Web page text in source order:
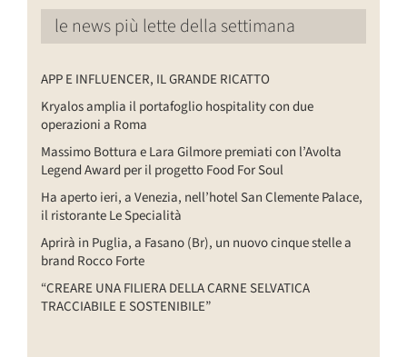
le news più lette della settimana
APP E INFLUENCER, IL GRANDE RICATTO
Kryalos amplia il portafoglio hospitality con due
operazioni a Roma
Massimo Bottura e Lara Gilmore premiati con l’Avolta
Legend Award per il progetto Food For Soul
Ha aperto ieri, a Venezia, nell’hotel San Clemente Palace,
il ristorante Le Specialità
Aprirà in Puglia, a Fasano (Br), un nuovo cinque stelle a
brand Rocco Forte
“CREARE UNA FILIERA DELLA CARNE SELVATICA
TRACCIABILE E SOSTENIBILE”